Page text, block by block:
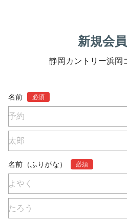
新規会
静岡カントリー浜岡
名前 必須
名前（ふりがな） 必須